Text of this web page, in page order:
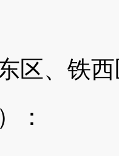
区、铁
：